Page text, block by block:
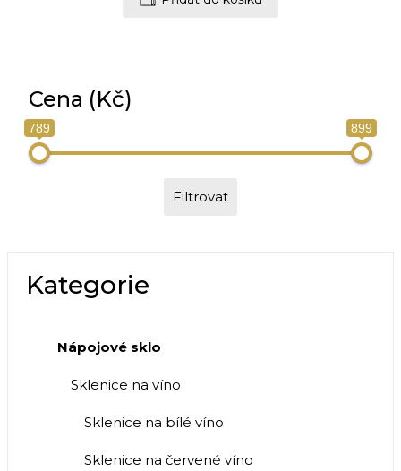
Cena (Kč)
789 899
Filtrovat
Kategorie
Nápojové sklo
Sklenice na víno
Sklenice na bílé víno
Sklenice na červené víno